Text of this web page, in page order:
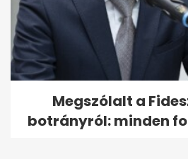
Megszólalt a
botrányról: minden